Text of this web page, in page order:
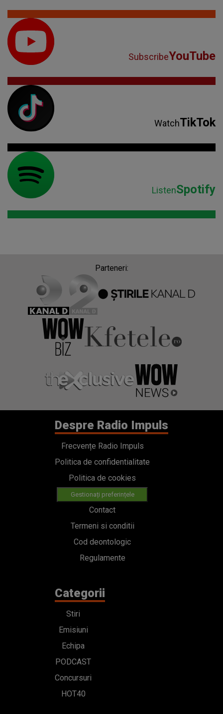
SubscribeYouTube
WatchTikTok
ListenSpotify
Parteneri:
Despre Radio Impuls
Frecvențe Radio Impuls
Politica de confidentialitate
Politica de cookies
Gestionați preferințele
Contact
Termeni si conditii
Cod deontologic
Regulamente
Categorii
Stiri
Emisiuni
Echipa
PODCAST
Concursuri
HOT40